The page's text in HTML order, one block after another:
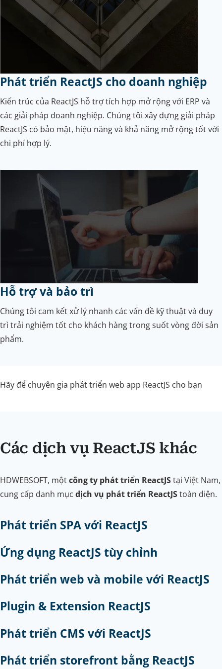
Phát triển ReactJS cho doanh nghiệp
Kiến trúc của ReactJS hỗ trợ tích hợp mở rộng với ERP và
các giải pháp doanh nghiệp. Chúng tôi xây dựng giải pháp
ReactJS có bảo mật, hiệu năng và khả năng mở rộng tốt với
chi phí hợp lý.
Hỗ trợ và bảo trì
Chúng tôi cam kết xử lý nhanh các vấn đề kỹ thuật và duy
trì trải nghiệm tốt cho khách hàng trong suốt vòng đời sản
phẩm.
Hãy để chuyên gia phát triển web app ReactJS cho bạn
Các dịch vụ ReactJS khác
HDWEBSOFT, mộtcông ty phát triển ReactJStại Việt Nam,
cung cấp danh mục dịch vụ phát triển ReactJStoàn diện.
Phát triển SPA với ReactJS
Ứng dụng ReactJS tùy chỉnh
Phát triển web và mobile với ReactJS
Plugin & Extension ReactJS
Phát triển CMS với ReactJS
Phát triển storefront bằng ReactJS